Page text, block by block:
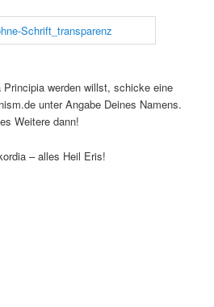
Principia werden willst, schicke eine
unter Angabe Deines Namens.
Weitere dann!
– alles Heil Eris!